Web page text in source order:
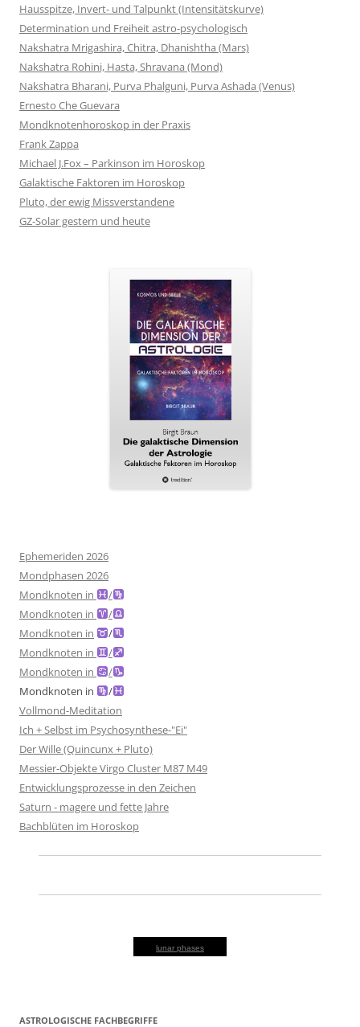
Hausspitze, Invert- und Talpunkt (Intensitätskurve)
Determination und Freiheit astro-psychologisch
Nakshatra Mrigashira, Chitra, Dhanishtha (Mars)
Nakshatra Rohini, Hasta, Shravana (Mond)
Nakshatra Bharani, Purva Phalguni, Purva Ashada (Venus)
Ernesto Che Guevara
Mondknotenhoroskop in der Praxis
Frank Zappa
Michael J.Fox – Parkinson im Horoskop
Galaktische Faktoren im Horoskop
Pluto, der ewig Missverstandene
GZ-Solar gestern und heute
Ephemeriden 2026
Mondphasen 2026
Mondknoten in
/
Mondknoten in
/
Mondknoten in
/
Mondknoten in
/
Mondknoten in
/
Mondknoten in
/
Vollmond-Meditation
Ich + Selbst im Psychosynthese-"Ei"
Der Wille (Quincunx + Pluto)
Messier-Objekte Virgo Cluster M87 M49
Entwicklungsprozesse in den Zeichen
Saturn - magere und fette Jahre
Bachblüten im Horoskop
lunar phases
ASTROLOGISCHE FACHBEGRIFFE